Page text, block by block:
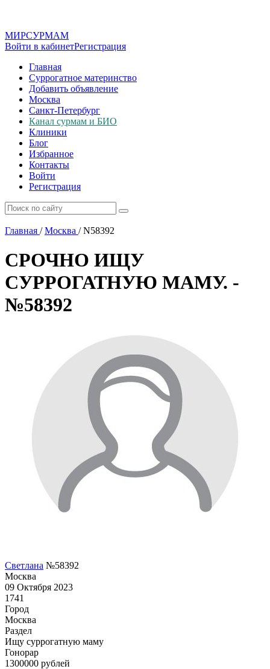
МИРСУРМАМ
Войти в кабинетРегистрация
Главная
Суррогатное материнство
Добавить объявление
Москва
Санкт-Петербург
Канал сурмам и БИО
Клиники
Блог
Избранное
Контакты
Войти
Регистрация
Главная / Москва /N58392
СРОЧНО ИЩУ
СУРРОГАТНУЮ МАМУ. -
№58392
Светлана №58392
Москва
09 Октября 2023
1741
Город
Москва
Раздел
Ищу суррогатную маму
Гонoрар
1300000 рублей